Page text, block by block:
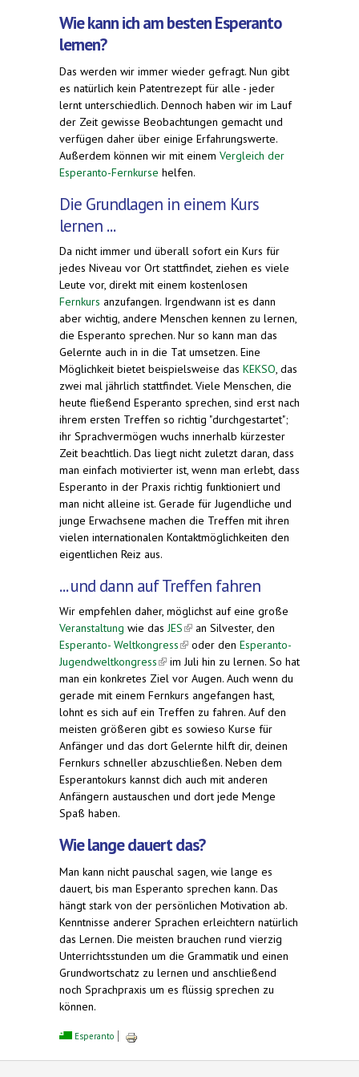
Wie kann ich am besten Esperanto
lernen?
Das werden wir immer wieder gefragt. Nun gibt
es natürlich kein Patentrezept für alle - jeder
lernt unterschiedlich. Dennoch haben wir im Lauf
der Zeit gewisse Beobachtungen gemacht und
verfügen daher über einige Erfahrungswerte.
Außerdem können wir mit einem Vergleich der
Esperanto-Fernkurse helfen.
Die Grundlagen in einem Kurs
lernen ...
Da nicht immer und überall sofort ein Kurs für
jedes Niveau vor Ort stattfindet, ziehen es viele
Leute vor, direkt mit einem kostenlosen
Fernkurs anzufangen. Irgendwann ist es dann
aber wichtig, andere Menschen kennen zu lernen,
die Esperanto sprechen. Nur so kann man das
Gelernte auch in in die Tat umsetzen. Eine
Möglichkeit bietet beispielsweise das KEKSO, das
zwei mal jährlich stattfindet. Viele Menschen, die
heute fließend Esperanto sprechen, sind erst nach
ihrem ersten Treffen so richtig "durchgestartet";
ihr Sprachvermögen wuchs innerhalb kürzester
Zeit beachtlich. Das liegt nicht zuletzt daran, dass
man einfach motivierter ist, wenn man erlebt, dass
Esperanto in der Praxis richtig funktioniert und
man nicht alleine ist. Gerade für Jugendliche und
junge Erwachsene machen die Treffen mit ihren
vielen internationalen Kontaktmöglichkeiten den
eigentlichen Reiz aus.
... und dann auf Treffen fahren
Wir empfehlen daher, möglichst auf eine große
Veranstaltung wie dasJES(link is external)
an Silvester, den
Esperanto- Weltkongress(link is external)
oder den Esperanto-
Jugendweltkongress(link is external)
im Juli hin zu lernen. So hat
man ein konkretes Ziel vor Augen. Auch wenn du
gerade mit einem Fernkurs angefangen hast,
lohnt es sich auf ein Treffen zu fahren. Auf den
meisten größeren gibt es sowieso Kurse für
Anfänger und das dort Gelernte hilft dir, deinen
Fernkurs schneller abzuschließen. Neben dem
Esperantokurs kannst dich auch mit anderen
Anfängern austauschen und dort jede Menge
Spaß haben.
Wie lange dauert das?
Man kann nicht pauschal sagen, wie lange es
dauert, bis man Esperanto sprechen kann. Das
hängt stark von der persönlichen Motivation ab.
Kenntnisse anderer Sprachen erleichtern natürlich
das Lernen. Die meisten brauchen rund vierzig
Unterrichtsstunden um die Grammatik und einen
Grundwortschatz zu lernen und anschließend
noch Sprachpraxis um es flüssig sprechen zu
können.
Esperanto